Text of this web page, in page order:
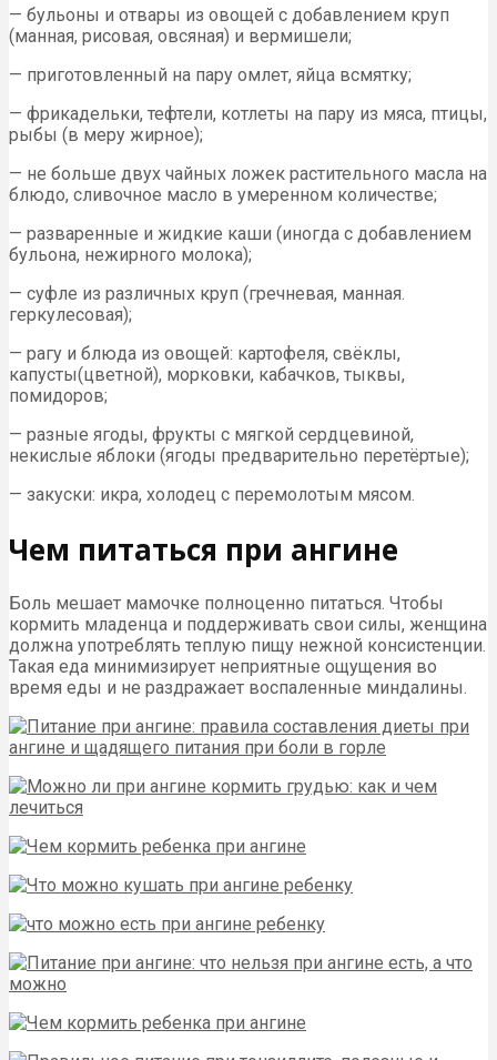
— бульоны и отвары из овощей с добавлением круп
(манная, рисовая, овсяная) и вермишели;
— приготовленный на пару омлет, яйца всмятку;
— фрикадельки, тефтели, котлеты на пару из мяса, птицы,
рыбы (в меру жирное);
— не больше двух чайных ложек растительного масла на
блюдо, сливочное масло в умеренном количестве;
— разваренные и жидкие каши (иногда с добавлением
бульона, нежирного молока);
— суфле из различных круп (гречневая, манная.
геркулесовая);
— рагу и блюда из овощей: картофеля, свёклы,
капусты(цветной), морковки, кабачков, тыквы,
помидоров;
— разные ягоды, фрукты с мягкой сердцевиной,
некислые яблоки (ягоды предварительно перетёртые);
— закуски: икра, холодец с перемолотым мясом.
Чем питаться при ангине
Боль мешает мамочке полноценно питаться. Чтобы
кормить младенца и поддерживать свои силы, женщина
должна употреблять теплую пищу нежной консистенции.
Такая еда минимизирует неприятные ощущения во
время еды и не раздражает воспаленные миндалины.